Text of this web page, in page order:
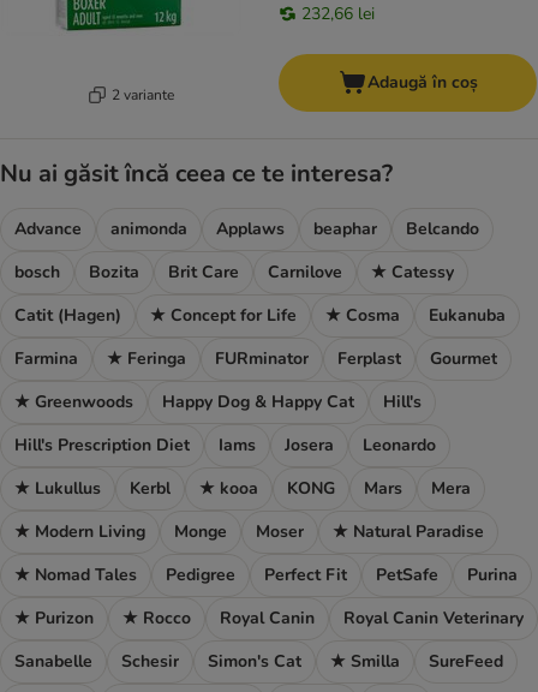
2 variante
232,66 lei
Adaugă în coș
Nu ai găsit încă ceea ce te interesa?
Advance animonda Applaws beaphar
Belcando
bosch
Bozita Brit Care Carnilove
★ Catessy
Catit (Hagen)
★ Concept for Life ★ Cosma
Eukanuba
Farmina
★ Feringa FURminator Ferplast
Gourmet
★ Greenwoods
Happy Dog & Happy Cat
Hill's
Hill's Prescription Diet
Iams Josera
Leonardo
★ Lukullus
Kerbl ★ kooa KONG Mars
Mera
★ Modern Living
Monge Moser
★ Natural Paradise
★ Nomad Tales
Pedigree Perfect Fit PetSafe
Purina
★ Purizon
★ Rocco Royal Canin
Royal Canin Veterinary
Sanabelle
Schesir Simon's Cat ★ Smilla
SureFeed